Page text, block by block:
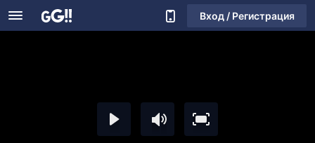
Вход / Регистрация